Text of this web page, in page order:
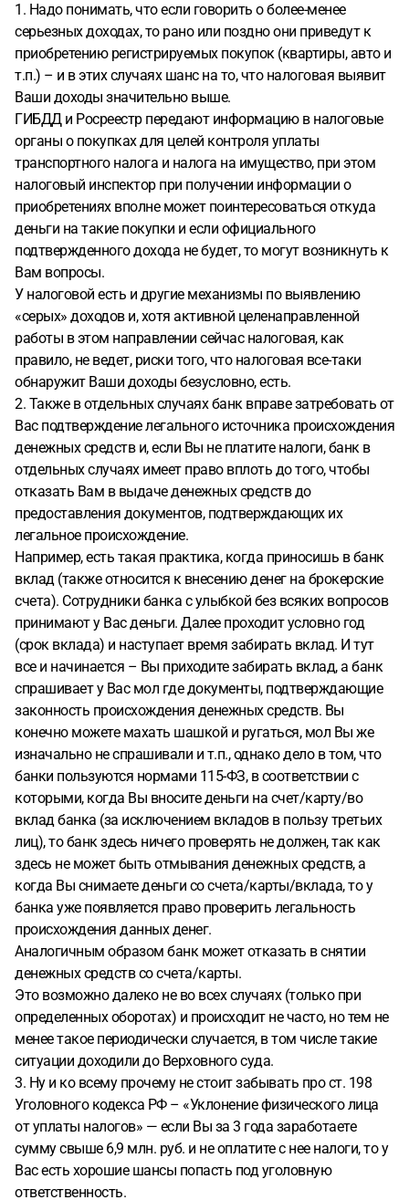
1. Надо понимать, что если говорить о более-менее
серьезных доходах, то рано или поздно они приведут к
приобретению регистрируемых покупок (квартиры, авто и
т.п.) – и в этих случаях шанс на то, что налоговая выявит
Ваши доходы значительно выше.
ГИБДД и Росреестр передают информацию в налоговые
органы о покупках для целей контроля уплаты
транспортного налога и налога на имущество, при этом
налоговый инспектор при получении информации о
приобретениях вполне может поинтересоваться откуда
деньги на такие покупки и если официального
подтвержденного дохода не будет, то могут возникнуть к
Вам вопросы.
У налоговой есть и другие механизмы по выявлению
«серых» доходов и, хотя активной целенаправленной
работы в этом направлении сейчас налоговая, как
правило, не ведет, риски того, что налоговая все-таки
обнаружит Ваши доходы безусловно, есть.
2. Также в отдельных случаях банк вправе затребовать от
Вас подтверждение легального источника происхождения
денежных средств и, если Вы не платите налоги, банк в
отдельных случаях имеет право вплоть до того, чтобы
отказать Вам в выдаче денежных средств до
предоставления документов, подтверждающих их
легальное происхождение.
Например, есть такая практика, когда приносишь в банк
вклад (также относится к внесению денег на брокерские
счета). Сотрудники банка с улыбкой без всяких вопросов
принимают у Вас деньги. Далее проходит условно год
(срок вклада) и наступает время забирать вклад. И тут
все и начинается – Вы приходите забирать вклад, а банк
спрашивает у Вас мол где документы, подтверждающие
законность происхождения денежных средств. Вы
конечно можете махать шашкой и ругаться, мол Вы же
изначально не спрашивали и т.п., однако дело в том, что
банки пользуются нормами 115-ФЗ, в соответствии с
которыми, когда Вы вносите деньги на счет/карту/во
вклад банка (за исключением вкладов в пользу третьих
лиц), то банк здесь ничего проверять не должен, так как
здесь не может быть отмывания денежных средств, а
когда Вы снимаете деньги со счета/карты/вклада, то у
банка уже появляется право проверить легальность
происхождения данных денег.
Аналогичным образом банк может отказать в снятии
денежных средств со счета/карты.
Это возможно далеко не во всех случаях (только при
определенных оборотах) и происходит не часто, но тем не
менее такое периодически случается, в том числе такие
ситуации доходили до Верховного суда.
3. Ну и ко всему прочему не стоит забывать про ст. 198
Уголовного кодекса РФ – «Уклонение физического лица
от уплаты налогов» — если Вы за 3 года заработаете
сумму свыше 6,9 млн. руб. и не оплатите с нее налоги, то у
Вас есть хорошие шансы попасть под уголовную
ответственность.